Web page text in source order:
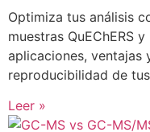
Optimiza tus análisis
muestras QuEChERS
aplicaciones, ventajas
reproducibilidad de
Leer »